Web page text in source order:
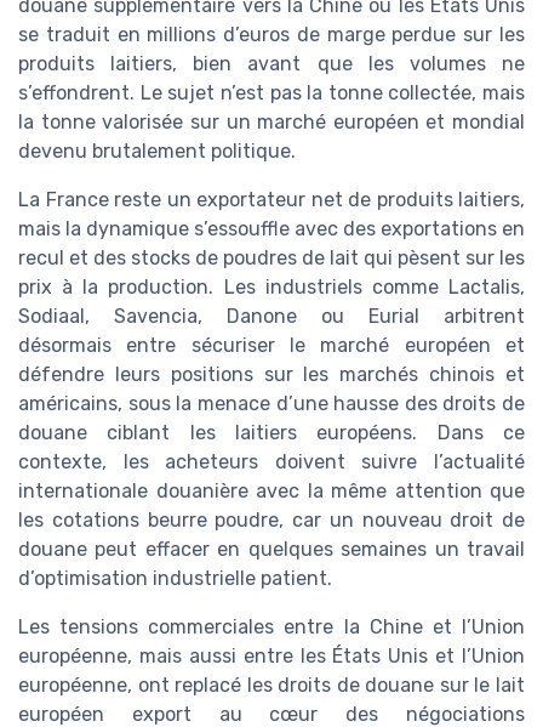
douane supplémentaire vers la Chine ou les États Unis
se traduit en millions d’euros de marge perdue sur les
produits laitiers, bien avant que les volumes ne
s’effondrent. Le sujet n’est pas la tonne collectée, mais
la tonne valorisée sur un marché européen et mondial
devenu brutalement politique.
La France reste un exportateur net de produits laitiers,
mais la dynamique s’essouffle avec des exportations en
recul et des stocks de poudres de lait qui pèsent sur les
prix à la production. Les industriels comme Lactalis,
Sodiaal, Savencia, Danone ou Eurial arbitrent
désormais entre sécuriser le marché européen et
défendre leurs positions sur les marchés chinois et
américains, sous la menace d’une hausse des droits de
douane ciblant les laitiers européens. Dans ce
contexte, les acheteurs doivent suivre l’actualité
internationale douanière avec la même attention que
les cotations beurre poudre, car un nouveau droit de
douane peut effacer en quelques semaines un travail
d’optimisation industrielle patient.
Les tensions commerciales entre la Chine et l’Union
européenne, mais aussi entre les États Unis et l’Union
européenne, ont replacé les droits de douane sur le lait
européen export au cœur des négociations